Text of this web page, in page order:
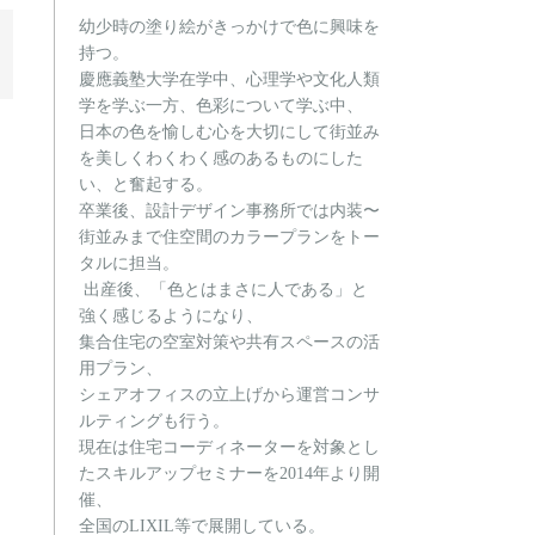
幼少時の塗り絵がきっかけで色に興味を
持つ。
慶應義塾大学在学中、心理学や文化人類
学を学ぶ一方、色彩について学ぶ中、
日本の色を愉しむ心を大切にして街並み
を美しくわくわく感のあるものにした
い、と奮起する。
卒業後、設計デザイン事務所では内装〜
街並みまで住空間のカラープランをトー
タルに担当。
出産後、「色とはまさに人である」と
強く感じるようになり、
集合住宅の空室対策や共有スペースの活
用プラン、
シェアオフィスの立上げから運営コンサ
ルティングも行う。
現在は住宅コーディネーターを対象とし
たスキルアップセミナーを2014年より開
催、
全国のLIXIL等で展開している。